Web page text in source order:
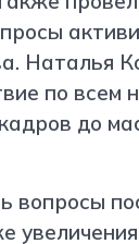
Наталья
по всем
до
вопросы